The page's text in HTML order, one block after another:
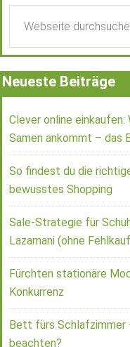
Neueste Beiträge
Clever online einkaufen:
Samen ankommt – das
So findest du die
bewusstes Shopping
Sale-Strategie für
Lazamani (ohne
Fürchten stationäre
Konkurrenz
Bett fürs Schlafzimmer
beachten?